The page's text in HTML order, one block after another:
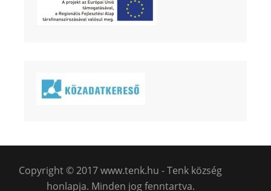
Copyright © 2017 www.tenk.hu - Tenk község
honlapja. Minden jog fenntartva.